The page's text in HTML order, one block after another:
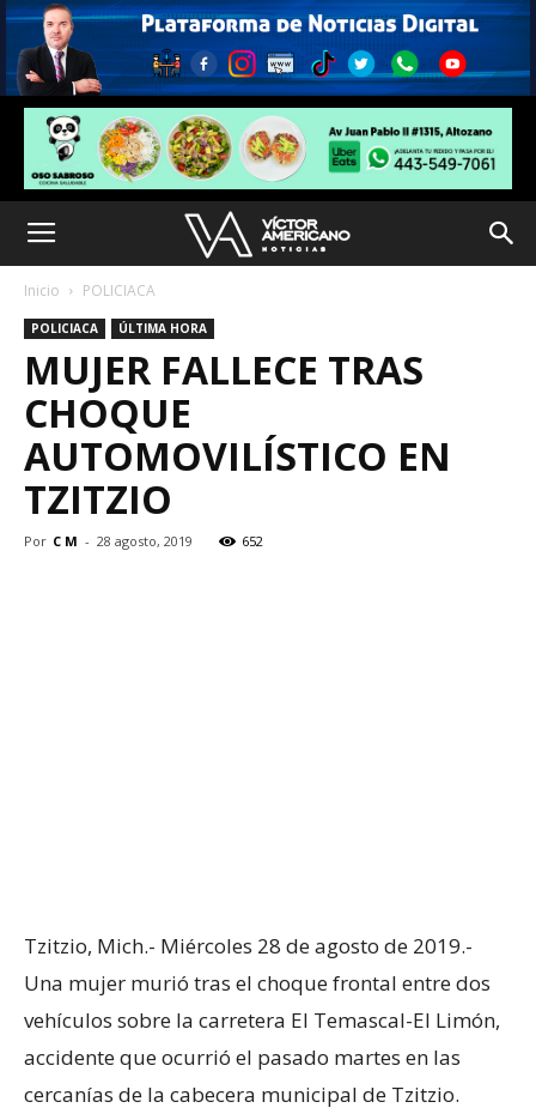
Inicio POLICIACA
POLICIACA ÚLTIMA HORA
MUJER FALLECE TRAS
CHOQUE
AUTOMOVILÍSTICO EN
TZITZIO
Por C M - 28 agosto, 2019 652
Tzitzio, Mich.- Miércoles 28 de agosto de 2019.-
Una mujer murió tras el choque frontal entre dos
vehículos sobre la carretera El Temascal-El Limón,
accidente que ocurrió el pasado martes en las
cercanías de la cabecera municipal de Tzitzio.